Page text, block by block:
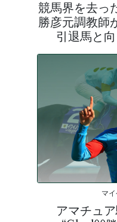
競馬界を去っ
勝彦元調教師
引退馬と
マ
アマチュ